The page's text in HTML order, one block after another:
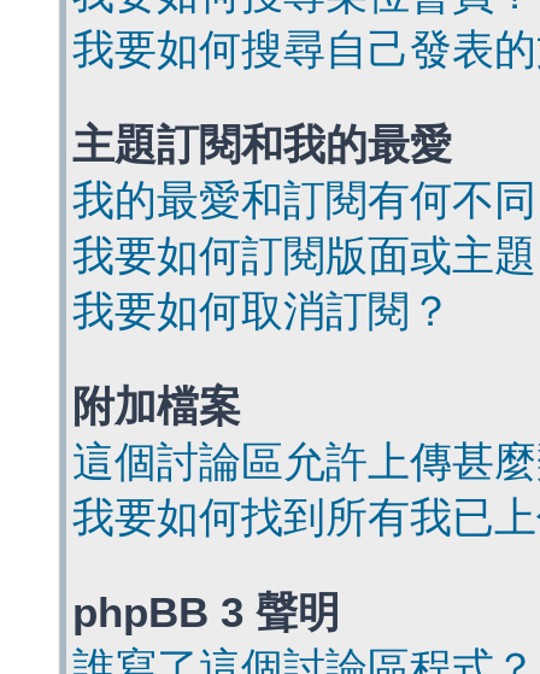
我要如何搜尋自己發表
主題訂閱和我的最愛
我的最愛和訂閱有何不
我要如何訂閱版面或主
我要如何取消訂閱？
附加檔案
這個討論區允許上傳甚
我要如何找到所有我已
phpBB 3 聲明